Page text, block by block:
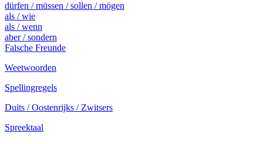
dürfen / müssen / sollen / mögen
als / wie
als / wenn
aber / sondern
Falsche Freunde
Weetwoorden
Spellingregels
Duits / Oostenrijks / Zwitsers
Spreektaal